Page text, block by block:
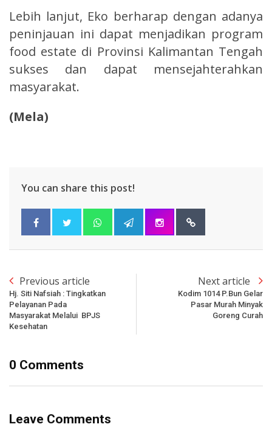
Lebih lanjut, Eko berharap dengan adanya
peninjauan ini dapat menjadikan program
food estate di Provinsi Kalimantan Tengah
sukses dan dapat mensejahterahkan
masyarakat.
(Mela)
You can share this post!
Previous article
Hj. Siti Nafsiah : Tingkatkan
Pelayanan Pada
Masyarakat Melalui BPJS
Kesehatan
Next article
Kodim 1014 P.Bun Gelar
Pasar Murah Minyak
Goreng Curah
0 Comments
Leave Comments